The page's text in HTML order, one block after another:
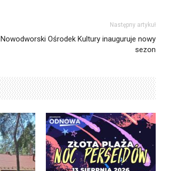
Następny artykuł
Nowodworski Ośrodek Kultury inauguruje nowy
sezon